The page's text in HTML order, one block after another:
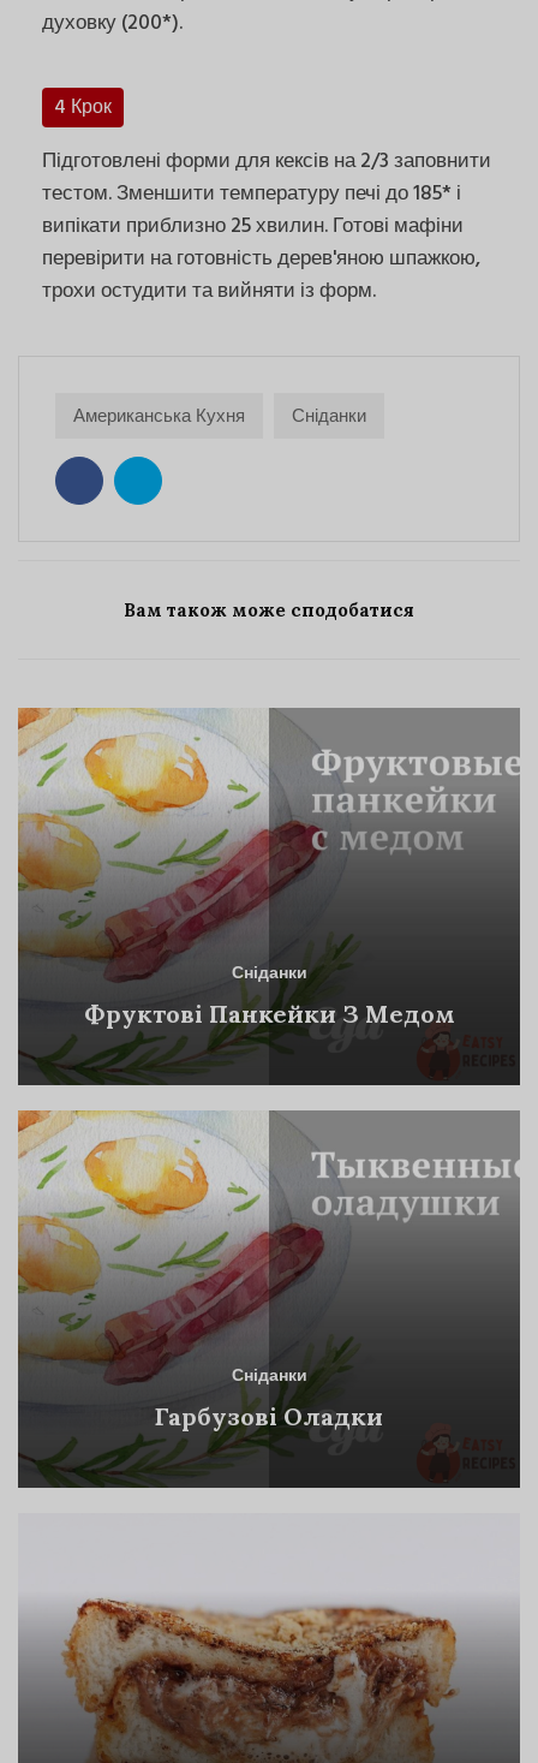
духовку (200*).
4 Крок
Підготовлені форми для кексів на 2/3 заповнити
тестом. Зменшити температуру печі до 185* і
випікати приблизно 25 хвилин. Готові мафіни
перевірити на готовність дерев'яною шпажкою,
трохи остудити та вийняти із форм.
Американська Кухня Сніданки
Вам також може сподобатися
Сніданки
Фруктові Панкейки З Медом
Сніданки
Гарбузові Оладки